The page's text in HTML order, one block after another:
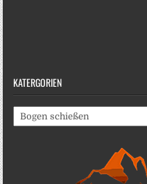
KATERGORIEN
Katergorien